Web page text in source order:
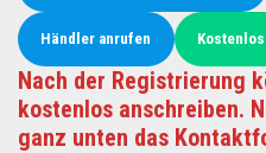
Händler anrufen
Nach der Registrierung
kostenlos anschreiben.
ganz unten das